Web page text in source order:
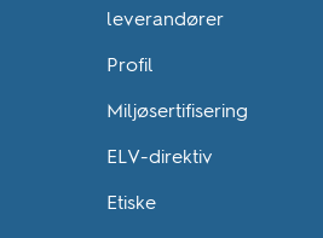
leverandører
Profil
Miljøsertifisering
ELV-direktiv
Etiske